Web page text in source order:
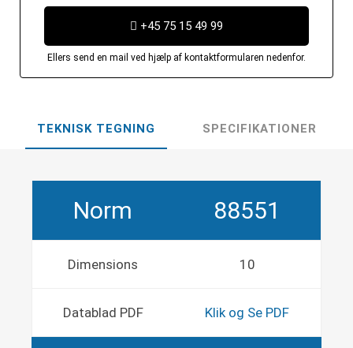
+45 75 15 49 99
Ellers send en mail ved hjælp af kontaktformularen nedenfor.
TEKNISK TEGNING SPECIFIKATIONER
Norm 88551
Dimensions 10
Datablad PDF Klik og Se PDF